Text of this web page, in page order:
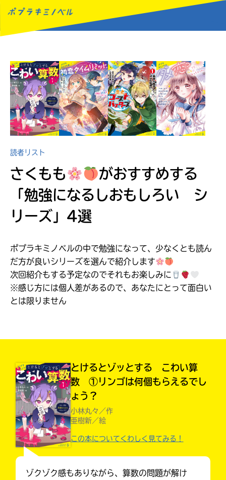
本を飛び出して
みんなとおしゃべり
できる掲示板
読者リスト
さくもも
がおすすめする
「勉強になるしおもしろい シ
リーズ」4選
ポプラキミノベルの中で勉強になって、少なくとも読ん
だ方が良いシリーズを選んで紹介します
次回紹介もする予定なのでそれもお楽しみに
※感じ方には個人差があるので、あなたにとって面白い
とは限りません
とけるとゾッとする こわい算
数 ①リンゴは何個もらえるでし
ょう？
小林丸々／作
亜樹新／絵
この本についてくわしく見てみる！
ゾクゾク感もありながら、算数の問題が解け